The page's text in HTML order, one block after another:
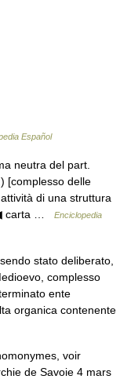
Español
neutra del part.
[complesso delle
di una struttura
carta …
Enciclopedia
stato deliberato,
complesso
ente
organica contenente
voir
de Savoie 4 mars